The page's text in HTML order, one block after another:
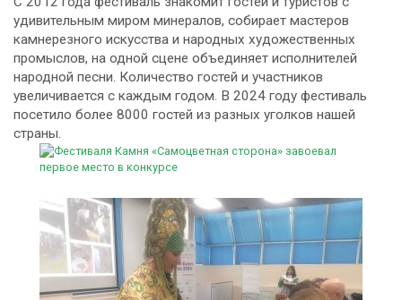
удивительным миром минералов, собирает мастеров
камнерезного искусства и народных художественных
промыслов, на одной сцене объединяет исполнителей
народной песни. Количество гостей и участников
увеличивается с каждым годом. В 2024 году фестиваль
посетило более 8000 гостей из разных уголков нашей
страны.